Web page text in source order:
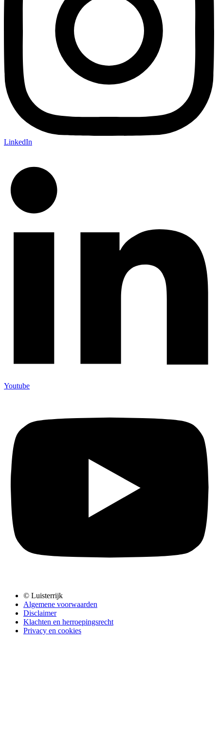
LinkedIn
Youtube
© Luisterrijk
Algemene voorwaarden
Disclaimer
Klachten en herroepingsrecht
Privacy en cookies